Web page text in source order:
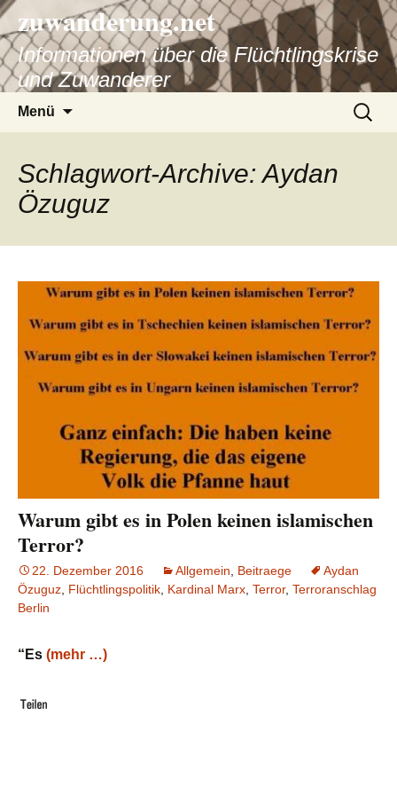
zuwanderung.net
Informationen über die Flüchtlingskrise
und Zuwanderer
Menü
Suche
nach:
Schlagwort-Archive: Aydan
Özuguz
Warum gibt es in Polen keinen islamischen
Terror?
22. Dezember 2016 Allgemein Beitraege
Aydan
Özuguz Flüchtlingspolitik Kardinal Marx Terror, Terroranschlag
Berlin
“Es (mehr …)